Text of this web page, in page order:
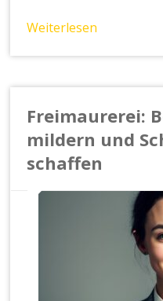
Weiterlesen
Freimaurerei:
mildern und
schaffen